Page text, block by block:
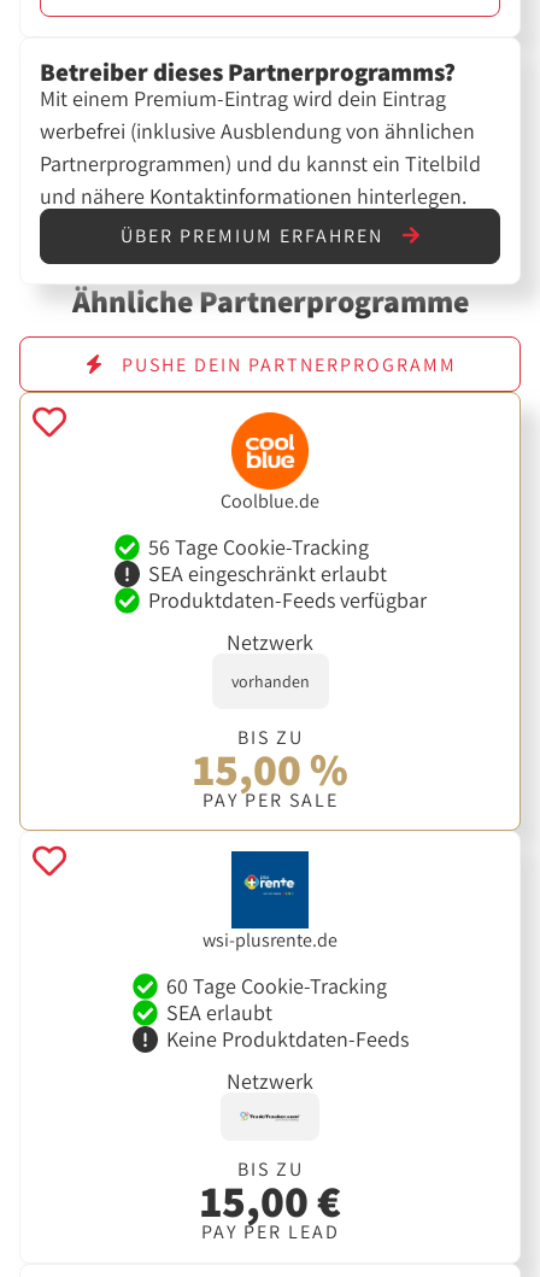
Betreiber dieses Partnerprogramms?
Mit einem Premium-Eintrag wird dein Eintrag
werbefrei (inklusive Ausblendung von ähnlichen
Partnerprogrammen) und du kannst ein Titelbild
und nähere Kontaktinformationen hinterlegen.
ÜBER PREMIUM ERFAHREN
Ähnliche Partnerprogramme
PUSHE DEIN PARTNERPROGRAMM
Coolblue.de
56 Tage Cookie-Tracking
SEA eingeschränkt erlaubt
Produktdaten-Feeds verfügbar
Netzwerk
vorhanden
BIS ZU
15,00 %
PAY PER SALE
wsi-plusrente.de
60 Tage Cookie-Tracking
SEA erlaubt
Keine Produktdaten-Feeds
Netzwerk
BIS ZU
15,00 €
PAY PER LEAD